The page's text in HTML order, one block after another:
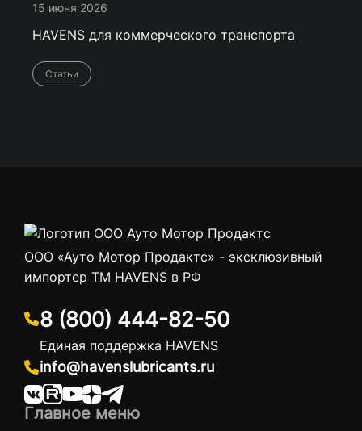
15 июня 2026
HAVENS для коммерческого транспорта
Статьи
ООО «Ауто Мотор Продактс» - эксклюзивный
импортер ТМ HAVENS в РФ
8 (800) 444-82-50
Единая поддержка HAVENS
info@havenslubricants.ru
Главное меню